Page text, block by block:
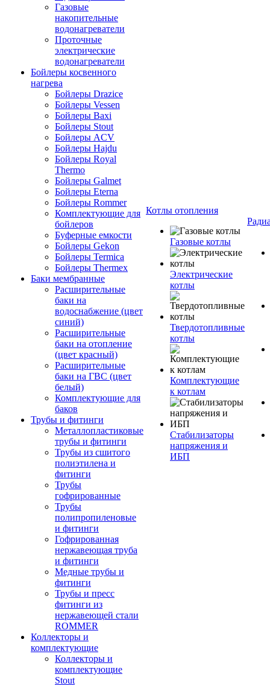
Газовые
накопительные
водонагреватели
Проточные
электрические
водонагреватели
Бойлеры косвенного
нагрева
Бойлеры Drazice
Бойлеры Vessen
Бойлеры Baxi
Бойлеры Stout
Бойлеры ACV
Бойлеры Hajdu
Бойлеры Royal
Thermo
Бойлеры Galmet
Бойлеры Eterna
Бойлеры Rommer
Комплектующие для
бойлеров
Буферные емкости
Бойлеры Gekon
Бойлеры Termica
Бойлеры Thermex
Баки мембранные
Расширительные
баки на
водоснабжение (цвет
синий)
Расширительные
баки на отопление
(цвет красный)
Расширительные
баки на ГВС (цвет
белый)
Комплектующие для
баков
Трубы и фитинги
Металлопластиковые
трубы и фитинги
Трубы из сшитого
полиэтилена и
фитинги
Трубы
гофрированные
Трубы
полипропиленовые
и фитинги
Гофрированная
нержавеющая труба
и фитинги
Медные трубы и
фитинги
Трубы и пресс
фитинги из
нержавеющей стали
ROMMER
Коллекторы и
комплектующие
Коллекторы и
комплектующие
Stout
Котлы отопления
Газовые котлы
Электрические
котлы
Твердотопливные
котлы
Комплектующие
к котлам
Стабилизаторы
напряжения и
ИБП